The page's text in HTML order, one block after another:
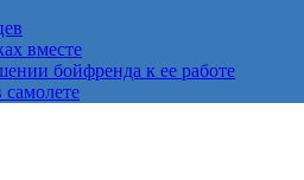
вместе
бойфренда к ее работе
самолете